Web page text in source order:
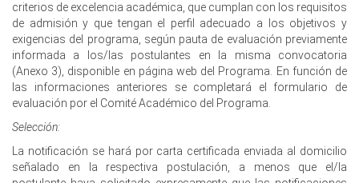
criterios de excelencia académica, que cumplan con los requisitos
de admisión y que tengan el perfil adecuado a los objetivos y
exigencias del programa, según pauta de evaluación previamente
informada a los/las postulantes en la misma convocatoria
(Anexo 3), disponible en página web del Programa. En función de
las informaciones anteriores se completará el formulario de
evaluación por el Comité Académico del Programa.
Selección:
La notificación se hará por carta certificada enviada al domicilio
señalado en la respectiva postulación, a menos que el/la